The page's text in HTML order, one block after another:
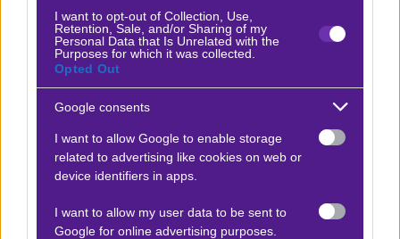
I want to opt-out of Collection, Use,
Retention, Sale, and/or Sharing of my
Personal Data that Is Unrelated with the
Purposes for which it was collected.
Opted Out
Google consents
I want to allow Google to enable storage
related to advertising like cookies on web or
device identifiers in apps.
I want to allow my user data to be sent to
Google for online advertising purposes.
Βαλένθια - Μπαρτσελόνα
Λίγκα Εντέσα 18.06.2026|21:00
1 & Over 164,5
1.90
Αποτέλεσμα: 112-113
Βαλένθια - Μπαρτσελόνα